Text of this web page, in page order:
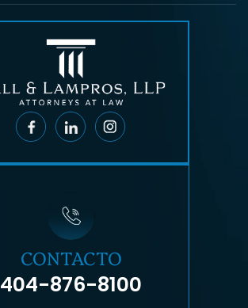
CONTACTO
404-876-8100